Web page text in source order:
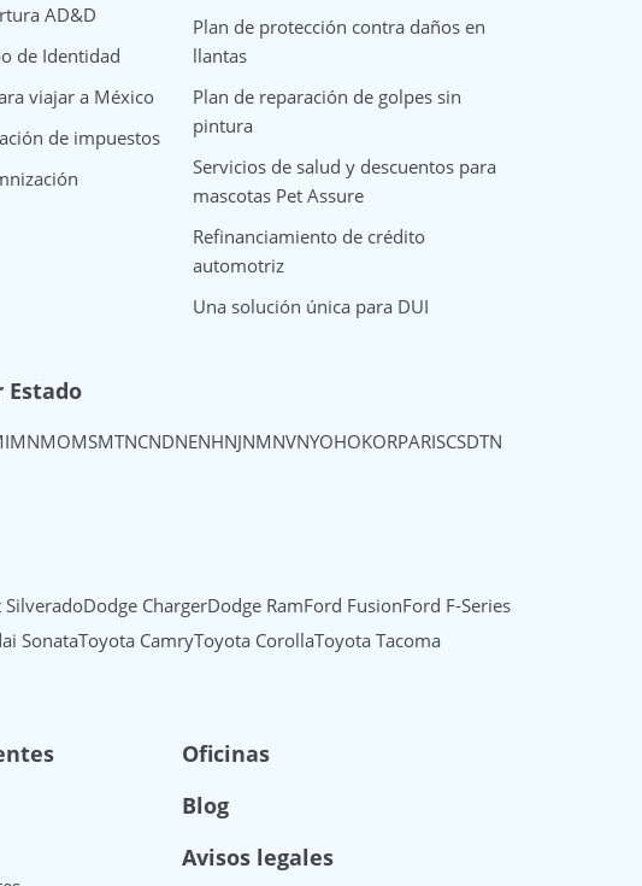
AD&D
de Identidad
viajar a México
de impuestos
Plan de protección contra daños en
llantas
Plan de reparación de golpes sin
pintura
Servicios de salud y descuentos para
mascotas Pet Assure
Refinanciamiento de crédito
automotriz
Una solución única para DUI
Estado
MNMOMSMTNCNDNENHNJNMNVNYOHOKORPARISCSDTN
SilveradoDodge ChargerDodge RamFord FusionFord F-Series
SonataToyota CamryToyota CorollaToyota Tacoma
Oficinas
Blog
Avisos legales